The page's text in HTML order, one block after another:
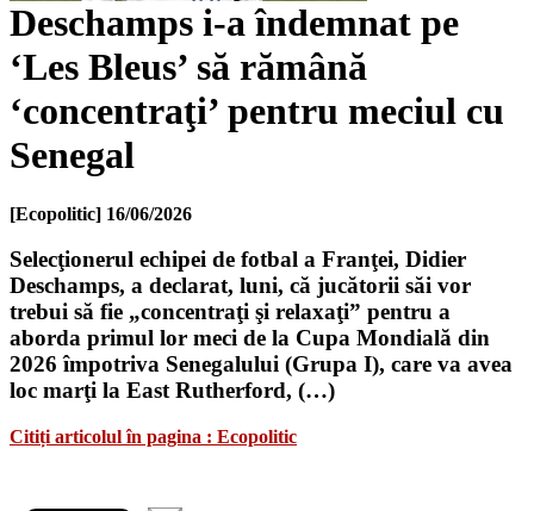
Deschamps i-a îndemnat pe
‘Les Bleus’ să rămână
‘concentraţi’ pentru meciul cu
Senegal
[Ecopolitic] 16/06/2026
Selecţionerul echipei de fotbal a Franţei, Didier
Deschamps, a declarat, luni, că jucătorii săi vor
trebui să fie „concentraţi şi relaxaţi” pentru a
aborda primul lor meci de la Cupa Mondială din
2026 împotriva Senegalului (Grupa I), care va avea
loc marţi la East Rutherford, (…)
Citiți articolul în pagina : Ecopolitic